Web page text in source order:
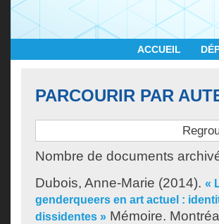
ACCUEIL
PARCOURIR PAR
Nombre de documents
Dubois, Anne-Marie (2014). «
genderqueers en art actuel :
dissidentes » Mémoire.